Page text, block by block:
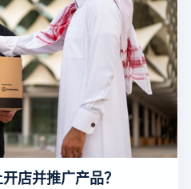
店并推广产品？